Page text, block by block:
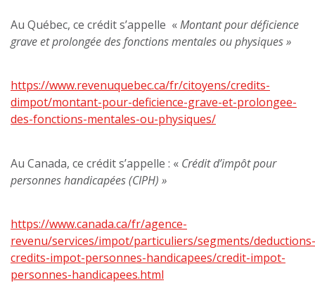
Au Québec, ce crédit s’appelle «Montant pour déficience
grave et prolongée des fonctions mentales ou physiques »
https://www.revenuquebec.ca/fr/citoyens/credits-
dimpot/montant-pour-deficience-grave-et-prolongee-
des-fonctions-mentales-ou-physiques/
Au Canada, ce crédit s’appelle : « Crédit d’impôt pour
personnes handicapées (CIPH) »
https://www.canada.ca/fr/agence-
revenu/services/impot/particuliers/segments/deductions-
credits-impot-personnes-handicapees/credit-impot-
personnes-handicapees.html